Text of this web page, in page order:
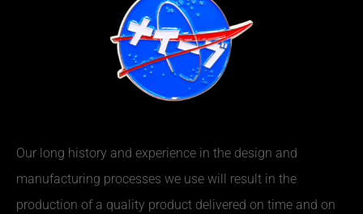
Our long history and experience in the design and
manufacturing processes we use will result in the
production of a quality product delivered on time and on